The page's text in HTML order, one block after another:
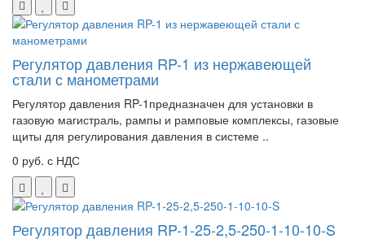
Регулятор давления RP-1 из нержавеющей
стали с манометрами
Регулятор давления RP-1предназначен для установки в
газовую магистраль, рампы и рамповые комплексы, газовые
щиты для регулирования давления в системе ..
0 руб. с НДС
Регулятор давления RP-1-25-2,5-250-1-10-10-S